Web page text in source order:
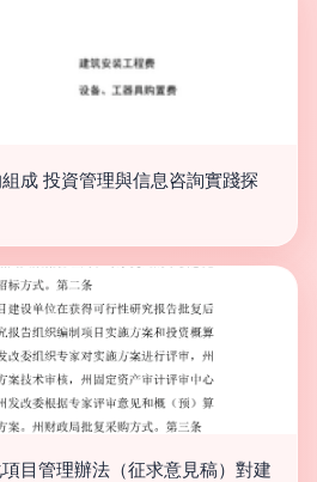
成 投資管理與信息咨詢實踐探
目管理辦法（征求意見稿）對建